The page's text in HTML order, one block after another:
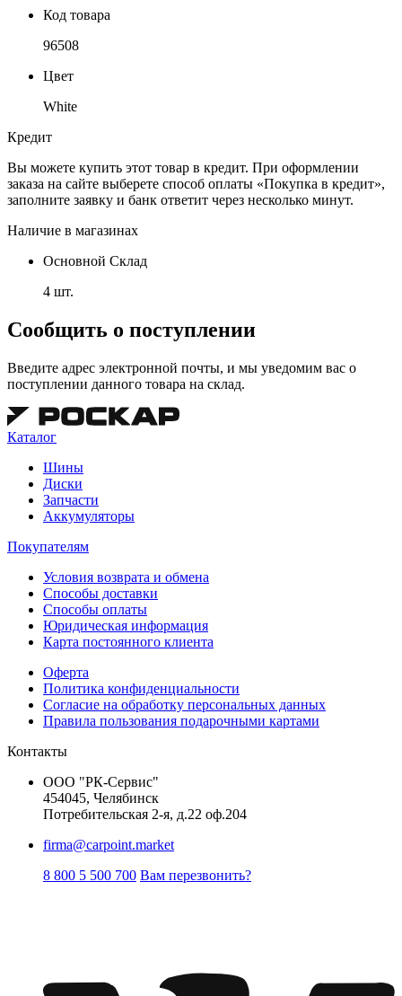
Код товара
96508
Цвет
White
Кредит
Вы можете купить этот товар в кредит. При оформлении
заказа на сайте выберете способ оплаты «Покупка в кредит»,
заполните заявку и банк ответит через несколько минут.
Наличие в магазинах
Основной Склад
4 шт.
Сообщить о поступлении
Введите адрес электронной почты, и мы уведомим вас о
поступлении данного товара на склад.
Каталог
Шины
Диски
Запчасти
Аккумуляторы
Покупателям
Условия возврата и обмена
Способы доставки
Способы оплаты
Юридическая информация
Карта постоянного клиента
Оферта
Политика конфиденциальности
Согласие на обработку персональных данных
Правила пользования подарочными картами
Контакты
ООО "РК-Сервис"
454045, Челябинск
Потребительская 2-я, д.22 оф.204
firma@carpoint.market
8 800 5 500 700 Вам перезвонить?